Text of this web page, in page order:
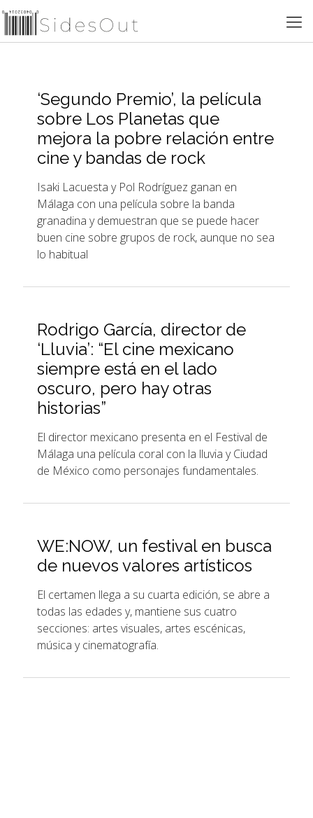
‘Segundo Premio’, la película
sobre Los Planetas que
mejora la pobre relación entre
cine y bandas de rock
Isaki Lacuesta y Pol Rodríguez ganan en
Málaga con una película sobre la banda
granadina y demuestran que se puede hacer
buen cine sobre grupos de rock, aunque no sea
lo habitual
Rodrigo García, director de
‘Lluvia’: “El cine mexicano
siempre está en el lado
oscuro, pero hay otras
historias”
El director mexicano presenta en el Festival de
Málaga una película coral con la lluvia y Ciudad
de México como personajes fundamentales.
WE:NOW, un festival en busca
de nuevos valores artísticos
El certamen llega a su cuarta edición, se abre a
todas las edades y, mantiene sus cuatro
secciones: artes visuales, artes escénicas,
música y cinematografía.